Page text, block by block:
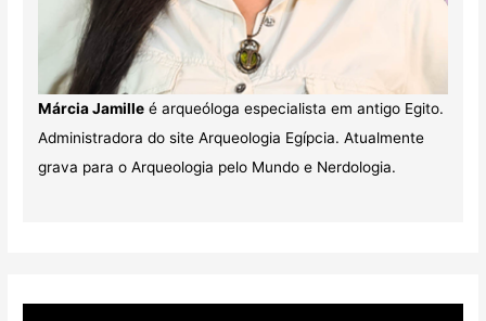
Márcia Jamilleé arqueóloga especialista em antigo Egito.
Administradora do site Arqueologia Egípcia. Atualmente
grava para o Arqueologia pelo Mundo e Nerdologia.